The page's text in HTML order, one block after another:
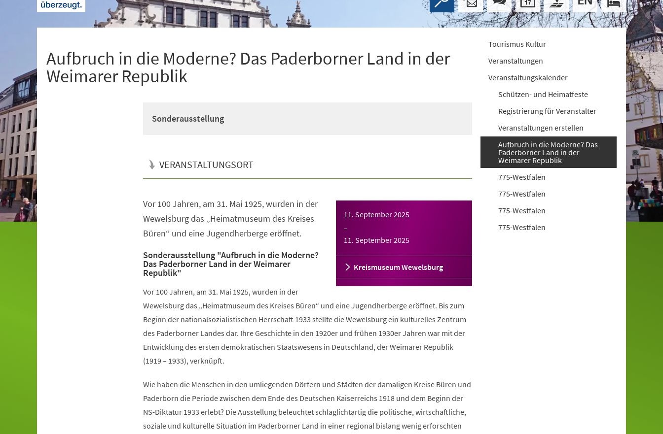
Aufbruch in die Moderne? Das Paderborner Land in der
Weimarer Republik
Sonderausstellung
VERANSTALTUNGSORT
11. September 2025
–
11. September 2025
Kreismuseum Wewelsburg
Vor 100 Jahren, am 31. Mai 1925, wurden in der
Wewelsburg das „Heimatmuseum des Kreises
Büren“ und eine Jugendherberge eröffnet.
Sonderausstellung "Aufbruch in die Moderne?
Das Paderborner Land in der Weimarer
Republik"
Vor 100 Jahren, am 31. Mai 1925, wurden in der
Wewelsburg das „Heimatmuseum des Kreises Büren“ und eine Jugendherberge eröffnet. Bis zum
Beginn der nationalsozialistischen Herrschaft 1933 stellte die Wewelsburg ein kulturelles Zentrum
des Paderborner Landes dar. Ihre Geschichte in den 1920er und frühen 1930er Jahren war mit der
Entwicklung des ersten demokratischen Staatswesens in Deutschland, der Weimarer Republik
(1919 – 1933), verknüpft.
Wie haben die Menschen in den umliegenden Dörfern und Städten der damaligen Kreise Büren und
Paderborn die Periode zwischen dem Ende des Deutschen Kaiserreichs 1918 und dem Beginn der
NS-Diktatur 1933 erlebt? Die Ausstellung beleuchtet schlaglichtartig die politische, wirtschaftliche,
soziale und kulturelle Situation im Paderborner Land in einer regional bislang wenig erforschten
Tourismus Kultur
Veranstaltungen
Veranstaltungskalender
Schützen- und Heimatfeste
Registrierung für Veranstalter
Veranstaltungen erstellen
Aufbruch in die Moderne? Das
Paderborner Land in der
Weimarer Republik
775-Westfalen
775-Westfalen
775-Westfalen
775-Westfalen